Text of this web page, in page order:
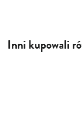
Inni kupowali